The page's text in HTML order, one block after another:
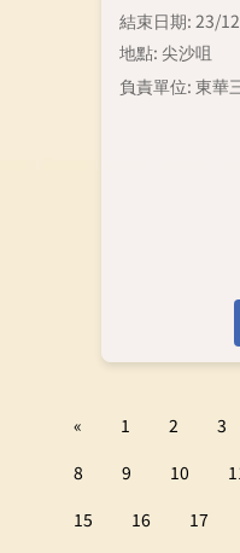
結束日期: 23/
地點: 尖沙咀
負責單位: 東華
« 1 2 3
8
9 10
15
16 17